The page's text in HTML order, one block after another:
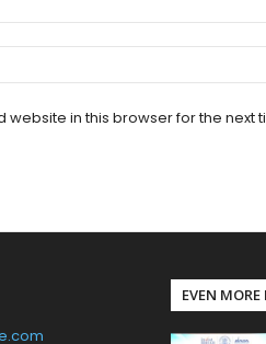
website in this browser for the next
EVEN MORE